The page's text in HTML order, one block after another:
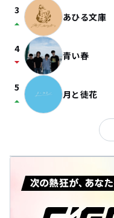
3
arrow_drop_up あひる文庫
4
arrow_drop_down 青い春
5
arrow_drop_up 月と徒花